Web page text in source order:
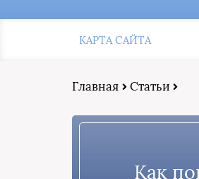
КАРТА САЙТА
Главная Статьи
Как